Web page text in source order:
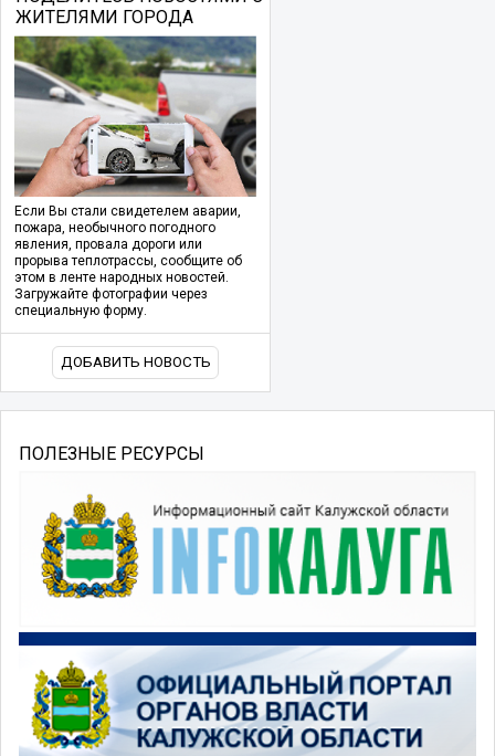
ЖИТЕЛЯМИ ГОРОДА
Если Вы стали свидетелем аварии,
пожара, необычного погодного
явления, провала дороги или
прорыва теплотрассы, сообщите об
этом в ленте народных новостей.
Загружайте фотографии через
специальную форму.
ДОБАВИТЬ НОВОСТЬ
ПОЛЕЗНЫЕ РЕСУРСЫ